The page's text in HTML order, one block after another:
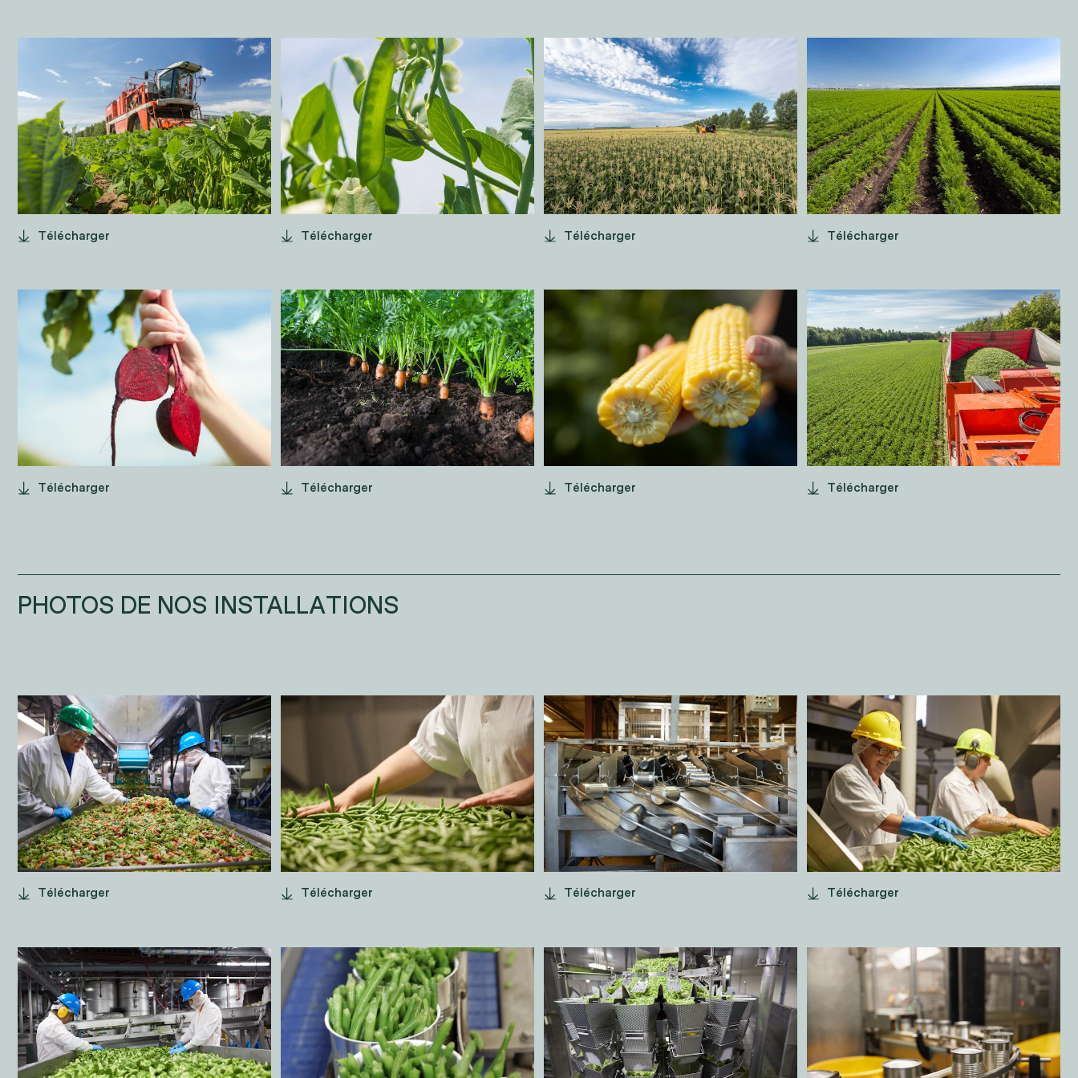
RÉCOLTE
HARICOTS
Télécharger
POIS EN FLEUR
Télécharger
CHAMPS DE
MAÏS
Télécharger
CHAMPS DE
CAROTTES
Télécharger
BETTERAVE
Télécharger
CAROTTES
Télécharger
MAÏS
Télécharger
RÉCOLTE
HARICOTS
Télécharger
PHOTOS DE NOS INSTALLATIONS
LIGNE
EMBALLAGE
SURGELÉ
Télécharger
HARICOTS SUR
LE CONVOYEUR
Télécharger
LIGNE
D'ÉTIQUETAGE
Télécharger
TRAVAILLEURS
EN USINE
Télécharger
BROCOLI EN
TRANSFORMATION
HARICOTS
VERTS EN
CONSERVE
HARICOTS
VERTS
SURGELÉS
CONSERVE SUR
LA LIGNE
D'ÉTIQUETAGE